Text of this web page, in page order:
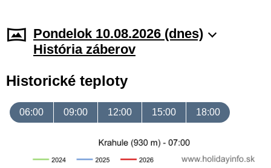
Pondelok 10.08.2026 (dnes)
História záberov
Historické teploty
06:00 09:00 12:00 15:00 18:00